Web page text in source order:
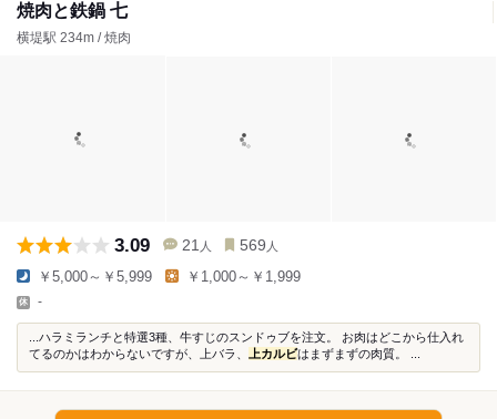
焼肉と鉄鍋 七
横堤駅 234m / 焼肉
3.09 21 人 569 人
￥5,000～￥5,999 ￥1,000～￥1,999
-
...ハラミランチと特選3種、牛すじのスンドゥブを注文。 お肉はどこから仕入れ
てるのかはわからないですが、上バラ、
上カルビはまずまずの肉質。 ...